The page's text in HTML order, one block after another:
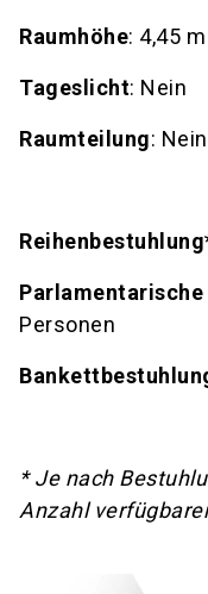
Raumhöhe: 4,45 m
Tageslicht: Nein
Raumteilung: Nein
Reihenbestuhlung
Parlamentarische
Personen
* Je nach
Anzahl